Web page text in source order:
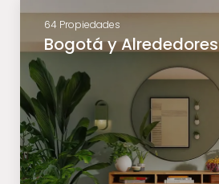
64 Propiedades
Bogotá y Alrededores